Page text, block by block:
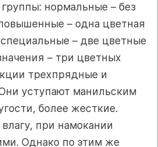
нормальные – без
– одна цветная
– две цветные
– три цветных
трехпрядные и
уступают манильским
более жесткие.
при намокании
Однако по этим же